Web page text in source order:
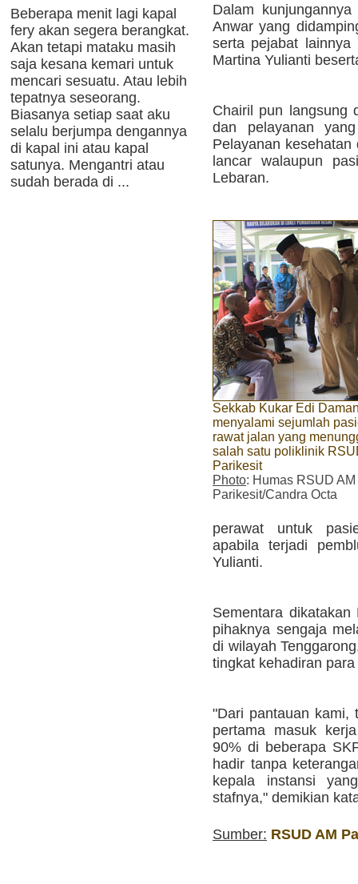
Beberapa menit lagi kapal
fery akan segera berangkat.
Akan tetapi mataku masih
saja kesana kemari untuk
mencari sesuatu. Atau lebih
tepatnya seseorang.
Biasanya setiap saat aku
selalu berjumpa dengannya
di kapal ini atau kapal
satunya. Mengantri atau
sudah berada di ...
Dalam
Anwar yang
serta pejabat
Martina Yulianti
Chairil pun langsung
dan pelayanan
Pelayanan
lancar walaupun
Lebaran.
Sekkab Kukar Edi
menyalami sejumlah
rawat jalan yang
salah satu poliklinik
Parikesit
Photo: Humas RSUD AM
Parikesit/Candra Octa
perawat untuk
apabila terjadi
Yulianti.
Sementara
pihaknya sengaja
di wilayah
tingkat kehadiran
"Dari pantauan kami,
pertama masuk
90% di beberapa
hadir tanpa
kepala instansi
stafnya," demikian
Sumber: RSUD AM